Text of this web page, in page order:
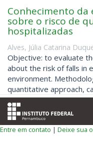
Conhecimento da
sobre o risco de
hospitalizadas
Alves, Júlia Catarina
Objective: to evaluate
about the risk of falls in
environment.
quantitative approach,
Entre em contato | Deixe sua